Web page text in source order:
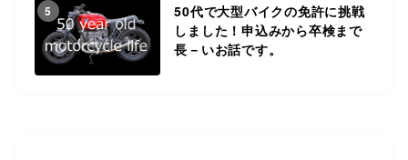
5
50代で大型バイクの免許に挑戦
しました！申込みから卒検まで
長－いお話です。